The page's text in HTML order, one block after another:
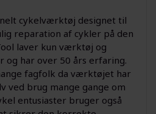
cykelværktøj designet til
reparation af cykler på den
laver kun værktøj og
og har over 50 års erfaring.
fagfolk da værktøjet har
ved brug mange gange om
entusiaster bruger også